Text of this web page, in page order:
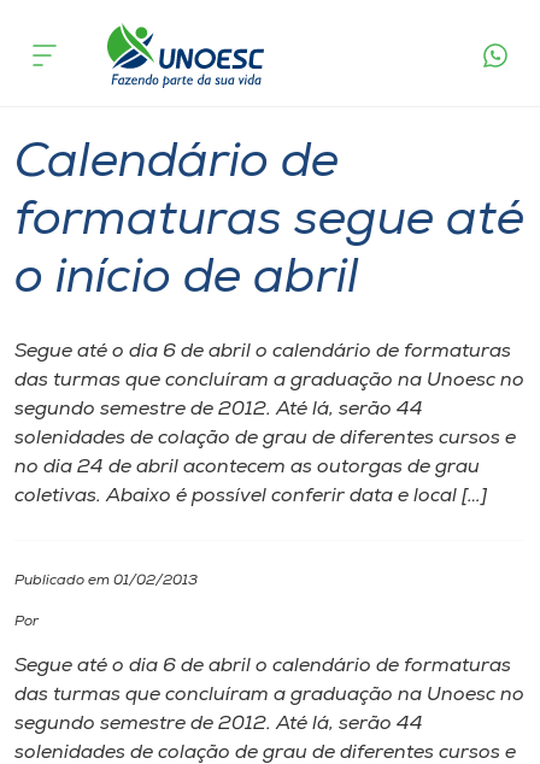
Cursos
Pesquisa
Atendimento ao Estudante
Portal de Ensino
A
Diplomados
Cultura
acontece
Calendário de
formaturas segue até
o início de abril
Segue até o dia 6 de abril o calendário de formaturas
das turmas que concluíram a graduação na Unoesc no
segundo semestre de 2012. Até lá, serão 44
solenidades de colação de grau de diferentes cursos e
no dia 24 de abril acontecem as outorgas de grau
coletivas. Abaixo é possível conferir data e local […]
Publicado em 01/02/2013
Por
Segue até o dia 6 de abril o calendário de formaturas
das turmas que concluíram a graduação na Unoesc no
segundo semestre de 2012. Até lá, serão 44
solenidades de colação de grau de diferentes cursos e